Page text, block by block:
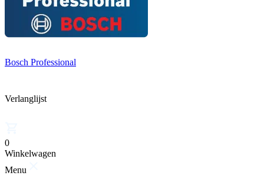
Bosch Professional
Verlanglijst
0
Winkelwagen
Menu